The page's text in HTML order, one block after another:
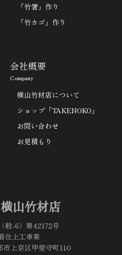
山竹材店
般-6）第42172号
仕上工事業
上京区甲斐守町110
「竹箸」作り
「竹カゴ」作り
会社概要
Company
横山竹材店について
ショップ「TAKENOKO」
お問い合わせ
お見積もり